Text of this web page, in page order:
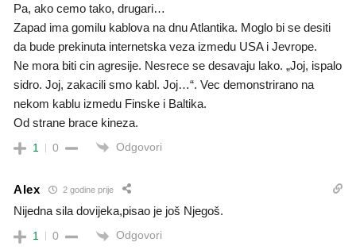
Pa, ako cemo tako, drugari…
Zapad ima gomilu kablova na dnu Atlantika. Moglo bi se desiti
da bude prekinuta internetska veza izmedu USA i Jevrope.
Ne mora biti cin agresije. Nesrece se desavaju lako. „Joj, ispalo
sidro. Joj, zakacili smo kabl. Joj…“. Vec demonstrirano na
nekom kablu izmedu Finske i Baltika.
Od strane brace kineza.
1 0 Odgovori
Alex 2 godine prije
Nijedna sila dovijeka,pisao je još Njegoš.
1 0 Odgovori